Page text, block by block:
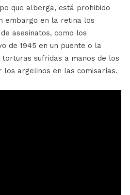
que alberga, está prohibido
embargo en la retina los
asesinatos, como los
de 1945 en un puente o la
sufridas a manos de los
los argelinos en las comisarías.